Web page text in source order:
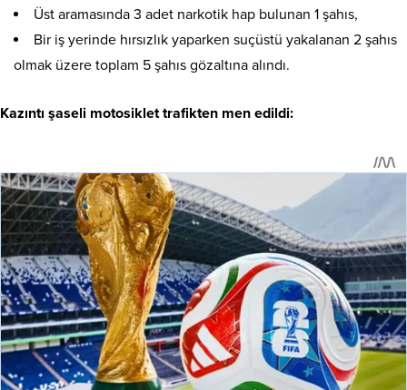
Üst aramasında 3 adet narkotik hap bulunan 1 şahıs,
Bir iş yerinde hırsızlık yaparken suçüstü yakalanan 2 şahıs
olmak üzere toplam 5 şahıs gözaltına alındı.
Kazıntı şaseli motosiklet trafikten men edildi: